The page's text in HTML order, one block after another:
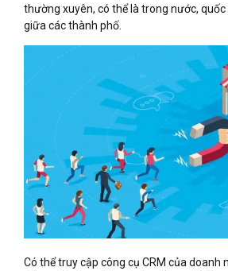
thường xuyên, có thể là trong nước,
giữa các thành phố.
Có thể truy cập công cụ CRM của doanh